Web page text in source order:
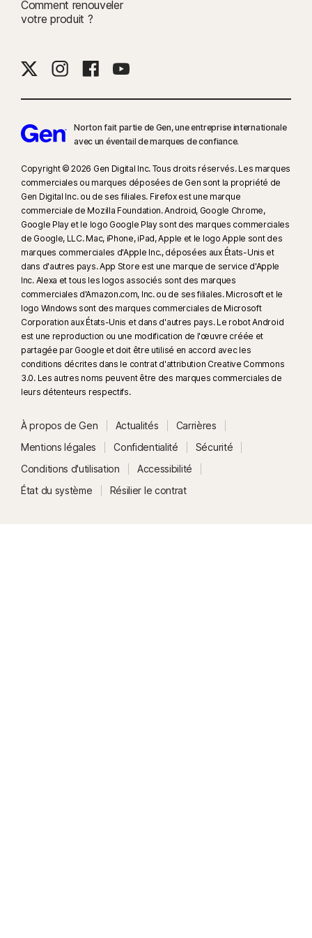
D'après un test effectué sur huit autres produits VPN de premier plan
novembre 2023.
formes de réseaux sociaux et les fonctionnalités diffèrent d'une plate-
forme à l'autre. Pour plus d'informations, rendez-vous sur :
Norton.com/smm
. N'inclut pas la surveillance des chats ni des
messages directs. Peut ne pas identifier le cyberharcèlement, les
contenus explicites ou illégaux ou les discours haineux.
La Protection contre les deepfakes automatique fonctionne
uniquement pour les vidéos en anglais sur les plateformes de réseaux
sociaux/vidéo prises en charge. Utilisez l'analyse manuelle pour les
autres plateformes. Nécessite Windows 11 ou une version ultérieure et un
navigateur compatible. La détection automatique requiert également soit
un PC IA avec au minimum un processeur Qualcomm ou Intel de 8 cœurs
et 16 Go de RAM, soit un PC non IA avec au minimum un processeur de
6 cœurs de toute marque et 16 Go de RAM. Sur les PC non IA avec au
manuelle est disponible. Pour plus d'informations, consultez
Norton.com/deepfakesupport
La Protection contre les deepfakes dans l'assistant IA Norton Genie est
actuellement disponible en accès anticipé et seules les vidéos YouTube
Comment renouveler
votre produit ?
Norton fait partie de Gen, une entreprise internationale
avec un éventail de marques de confiance.​
Copyright © 2026 Gen Digital Inc. Tous droits réservés. Les marques
commerciales ou marques déposées de Gen sont la propriété de
Gen Digital Inc. ou de ses filiales. Firefox est une marque
commerciale de Mozilla Foundation. Android, Google Chrome,
Google Play et le logo Google Play sont des marques commerciales
de Google, LLC. Mac, iPhone, iPad, Apple et le logo Apple sont des
marques commerciales d'Apple Inc., déposées aux États-Unis et
dans d'autres pays. App Store est une marque de service d'Apple
Inc. Alexa et tous les logos associés sont des marques
commerciales d'Amazon.com, Inc. ou de ses filiales. Microsoft et le
logo Windows sont des marques commerciales de Microsoft
Corporation aux États-Unis et dans d'autres pays. Le robot Android
est une reproduction ou une modification de l'œuvre créée et
partagée par Google et doit être utilisé en accord avec les
conditions décrites dans le contrat d'attribution Creative Commons
3.0. Les autres noms peuvent être des marques commerciales de
leurs détenteurs respectifs.
À propos de Gen Actualités
Carrières
Mentions légales
Confidentialité
Sécurité
Conditions d'utilisation
Accessibilité
État du système
Résilier le contrat